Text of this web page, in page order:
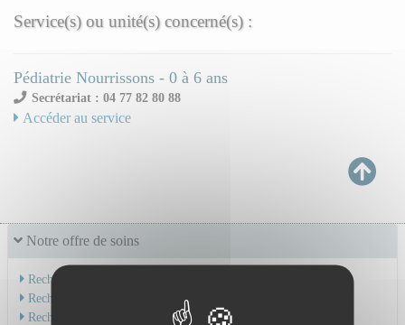
Notre offre de soins
Recherche par service
Recherche par spécialité
Recherche par médecin
Service(s) ou unité(s) concerné(s) :
Pédiatrie Nourrissons - 0 à 6 ans
Secrétariat : 04 77 82 80 88
Accéder au service